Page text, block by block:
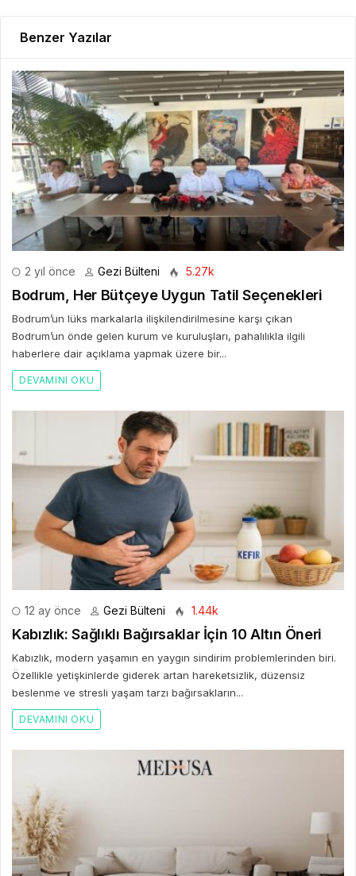
Benzer Yazılar
2 yıl önce Gezi Bülteni 5.27k
Bodrum, Her Bütçeye Uygun Tatil Seçenekleri
Bodrum’un lüks markalarla ilişkilendirilmesine karşı çıkan
Bodrum’un önde gelen kurum ve kuruluşları, pahalılıkla ilgili
haberlere dair açıklama yapmak üzere bir...
DEVAMINI OKU
12 ay önce Gezi Bülteni 1.44k
Kabızlık: Sağlıklı Bağırsaklar İçin 10 Altın Öneri
Kabızlık, modern yaşamın en yaygın sindirim problemlerinden biri.
Özellikle yetişkinlerde giderek artan hareketsizlik, düzensiz
beslenme ve stresli yaşam tarzı bağırsakların...
DEVAMINI OKU